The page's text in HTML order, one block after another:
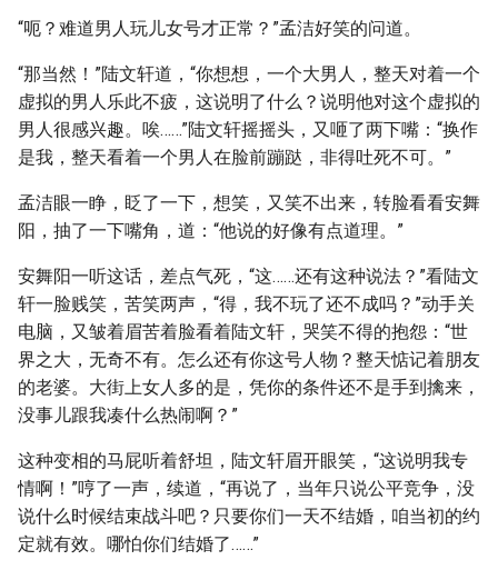
“呃？难道男人玩儿女号才正常？”孟洁好笑的问道。
“那当然！”陆文轩道，“你想想，一个大男人，整天对着一个
虚拟的男人乐此不疲，这说明了什么？说明他对这个虚拟的
男人很感兴趣。唉……”陆文轩摇摇头，又咂了两下嘴：“换作
是我，整天看着一个男人在脸前蹦跶，非得吐死不可。”
孟洁眼一睁，眨了一下，想笑，又笑不出来，转脸看看安舞
阳，抽了一下嘴角，道：“他说的好像有点道理。”
安舞阳一听这话，差点气死，“这……还有这种说法？”看陆文
轩一脸贱笑，苦笑两声，“得，我不玩了还不成吗？”动手关
电脑，又皱着眉苦着脸看着陆文轩，哭笑不得的抱怨：“世
界之大，无奇不有。怎么还有你这号人物？整天惦记着朋友
的老婆。大街上女人多的是，凭你的条件还不是手到擒来，
没事儿跟我凑什么热闹啊？”
这种变相的马屁听着舒坦，陆文轩眉开眼笑，“这说明我专
情啊！”哼了一声，续道，“再说了，当年只说公平竞争，没
说什么时候结束战斗吧？只要你们一天不结婚，咱当初的约
定就有效。哪怕你们结婚了……”